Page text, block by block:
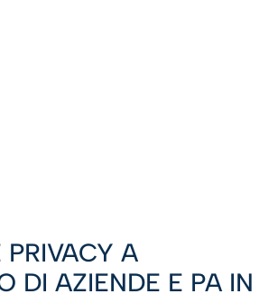
A
DI AZIENDE E PA IN